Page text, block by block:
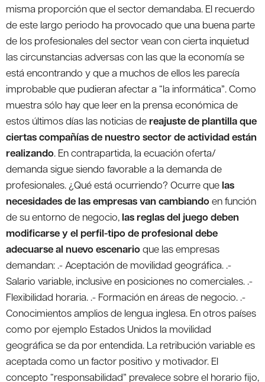
misma proporción que el sector demandaba. El recuerdo
de este largo periodo ha provocado que una buena parte
de los profesionales del sector vean con cierta inquietud
las circunstancias adversas con las que la economía se
está encontrando y que a muchos de ellos les parecía
improbable que pudieran afectar a “la informática”. Como
muestra sólo hay que leer en la prensa económica de
estos últimos días las noticias de reajuste de plantilla que
ciertas compañías de nuestro sector de actividad están
realizando. En contrapartida, la ecuación oferta/
demanda sigue siendo favorable a la demanda de
profesionales. ¿Qué está ocurriendo? Ocurre que las
necesidades de las empresas van cambiandoen función
de su entorno de negocio, las reglas del juego deben
modificarse y el perfil-tipo de profesional debe
adecuarse al nuevo escenarioque las empresas
demandan: .- Aceptación de movilidad geográfica. .-
Salario variable, inclusive en posiciones no comerciales. .-
Flexibilidad horaria. .- Formación en áreas de negocio. .-
Conocimientos amplios de lengua inglesa. En otros países
como por ejemplo Estados Unidos la movilidad
geográfica se da por entendida. La retribución variable es
aceptada como un factor positivo y motivador. El
concepto “responsabilidad” prevalece sobre el horario fijo,